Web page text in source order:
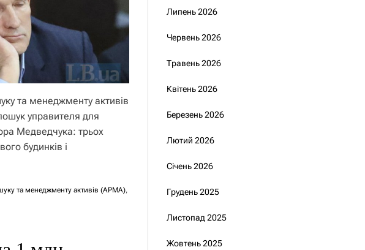
та менеджменту активів
управителя для
Медведчука: трьох
будинків і
та менеджменту активів (АРМА),
Липень 2026
Червень 2026
Травень 2026
Квітень 2026
Березень 2026
Лютий 2026
Січень 2026
Грудень 2025
Листопад 2025
Жовтень 2025